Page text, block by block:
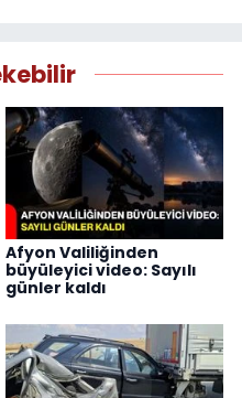
Afyon Valiliğinden
büyüleyici video: Sayılı
günler kaldı